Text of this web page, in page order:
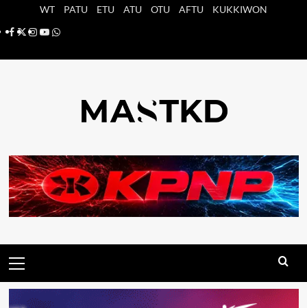
WT PATU ETU ATU OTU AFTU
KUKKIWON
Facebook
X Instagram
YouTube
Whatsapp
principal